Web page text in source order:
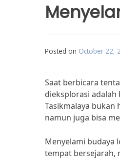
Posted on October 22,
Saat berbicara
dieksplorasi adalah
Tasikmalaya bukan
namun juga bisa
Menyelami budaya
tempat bersejarah,